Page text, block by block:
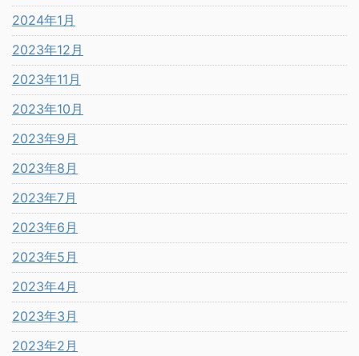
2024年1月
2023年12月
2023年11月
2023年10月
2023年9月
2023年8月
2023年7月
2023年6月
2023年5月
2023年4月
2023年3月
2023年2月